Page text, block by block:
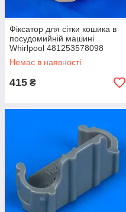
Фіксатор для сітки кошика в
посудомийній машині
Whirlpool 481253578098
Немає в наявності
415 ₴